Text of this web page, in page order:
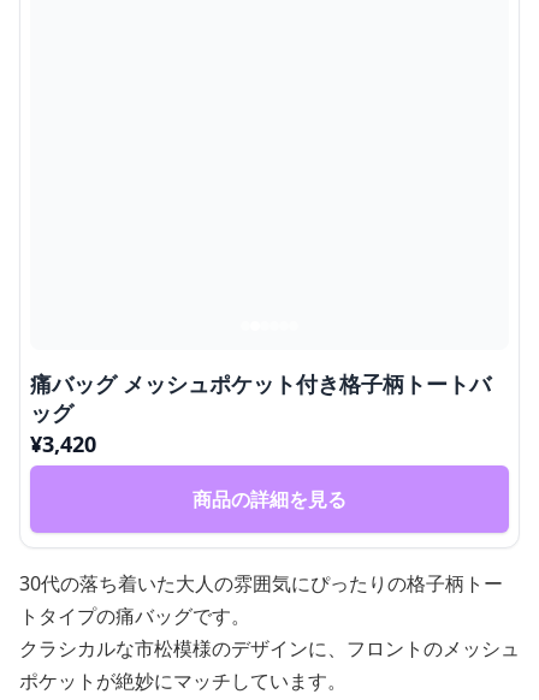
痛バッグ メッシュポケット付き格子柄トートバ
ッグ
¥3,420
商品の詳細を見る
30代の落ち着いた大人の雰囲気にぴったりの格子柄トー
トタイプの痛バッグです。
クラシカルな市松模様のデザインに、フロントのメッシュ
ポケットが絶妙にマッチしています。